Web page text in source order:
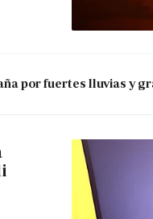
por fuertes lluvias y